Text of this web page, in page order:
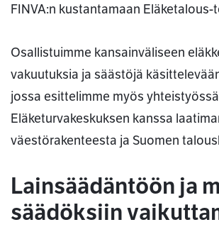
FINVA:n kustantamaan Eläketalous-
Osallistuimme kansainväliseen
vakuutuksia ja säästöjä
jossa esittelimme myös yhteistyössä
Eläketurvakeskuksen kanssa
väestörakenteesta ja Suomen
Lainsäädäntöön ja
säädöksiin